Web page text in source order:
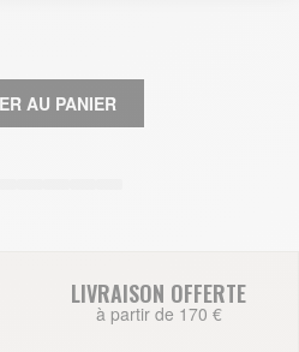
AU PANIER
LIVRAISON OFFERTE
à partir de 170 €